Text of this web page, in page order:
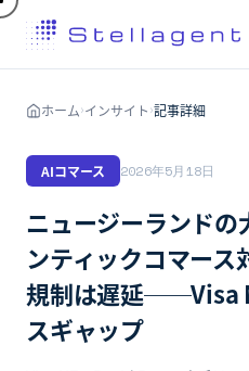
ホーム›インサイト ›記事詳細
AIコマース 2026年5月18日
ニュージーランドの
ンティックコマース
規制は遅延──Visa
スギャップ